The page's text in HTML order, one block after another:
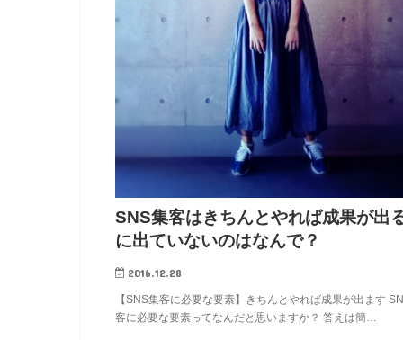
SNS集客はきちんとやれば成果が出
に出ていないのはなんで？
2016.12.28
【SNS集客に必要な要素】きちんとやれば成果が出ます
客に必要な要素ってなんだと思いますか？ 答えは簡…